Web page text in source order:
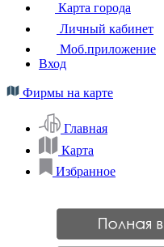
Карта города
Личный кабинет
Моб.приложение
Вход
Фирмы на карте
Главная
Карта
Избранное